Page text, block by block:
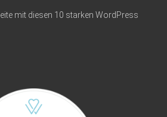
mit diesen 10 starken WordPress